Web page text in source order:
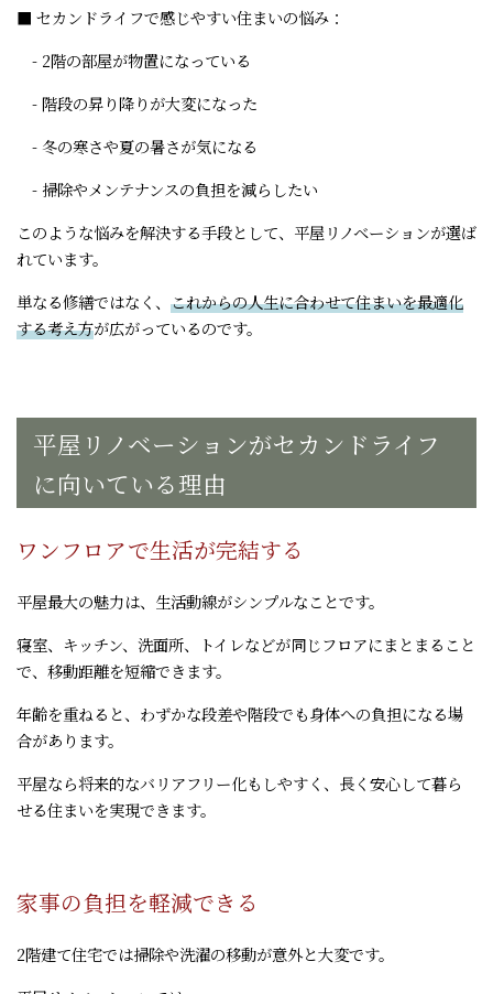
■ セカンドライフで感じやすい住まいの悩み：
- 2階の部屋が物置になっている
- 階段の昇り降りが大変になった
- 冬の寒さや夏の暑さが気になる
- 掃除やメンテナンスの負担を減らしたい
このような悩みを解決する手段として、平屋リノベーションが選ば
れています。
単なる修繕ではなく、 これからの人生に合わせて住まいを最適化
する考え方が広がっているのです。
平屋リノベーションがセカンドライフ
に向いている理由
ワンフロアで生活が完結する
平屋最大の魅力は、生活動線がシンプルなことです。
寝室、キッチン、洗面所、トイレなどが同じフロアにまとまること
で、移動距離を短縮できます。
年齢を重ねると、わずかな段差や階段でも身体への負担になる場
合があります。
平屋なら将来的なバリアフリー化もしやすく、長く安心して暮ら
せる住まいを実現できます。
家事の負担を軽減できる
2階建て住宅では掃除や洗濯の移動が意外と大変です。